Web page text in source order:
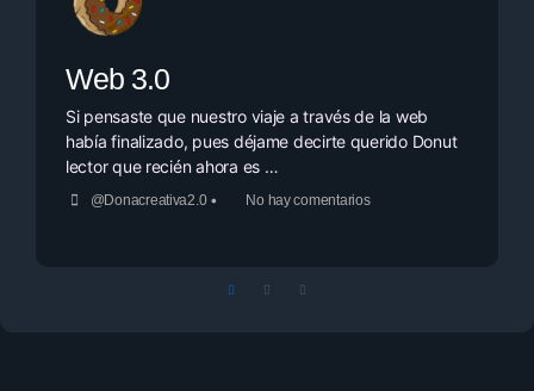
Web 3.0
Si pensaste que nuestro viaje a través de la web
había finalizado, pues déjame decirte querido Donut
lector que recién ahora es …
@Donacreativa2.0 • No hay comentarios